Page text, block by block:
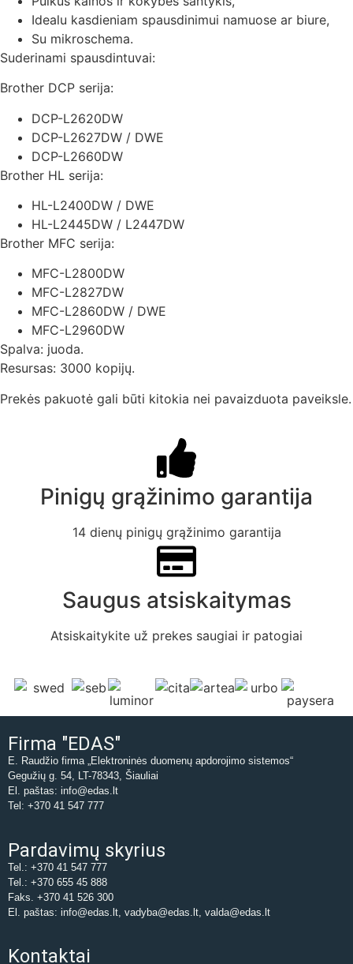
Idealu kasdieniam spausdinimui namuose ar biure,
Su mikroschema.
Suderinami spausdintuvai:
Brother DCP serija:
DCP-L2620DW
DCP-L2627DW / DWE
DCP-L2660DW
Brother HL serija:
HL-L2400DW / DWE
HL-L2445DW / L2447DW
Brother MFC serija:
MFC-L2800DW
MFC-L2827DW
MFC-L2860DW / DWE
MFC-L2960DW
Spalva: juoda.
Resursas: 3000 kopijų.
Prekės pakuotė gali būti kitokia nei pavaizduota paveiksle.
Pinigų grąžinimo garantija
14 dienų pinigų grąžinimo garantija
Saugus atsiskaitymas
Atsiskaitykite už prekes saugiai ir patogiai
Firma "EDAS"
E. Raudžio firma „Elektroninės duomenų apdorojimo sistemos“
Gegužių g. 54, LT-78343, Šiauliai
El. paštas: info@edas.lt
Tel: +370 41 547 777
Pardavimų skyrius
Tel.: +370 41 547 777
Tel.: +370 655 45 888
Faks. +370 41 526 300
El. paštas: info@edas.lt, vadyba@edas.lt, valda@edas.lt
Kontaktai